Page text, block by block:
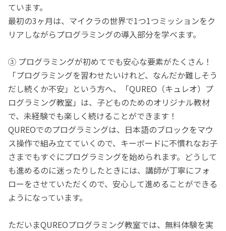
ています。
最初の3ヶ月は、マイクラの世界で1つ1つミッションをク
リアしながらプログラミングの導入部分を学べます。
③ プログラミングが初めてでも安心な要素がたくさん！
「プログラミングを習わせたいけれど、なんだか難しそう
だし続くか不安」という方へ、「QUREO（キュレオ）プ
ログラミング教室」は、子どものためのオリジナル教材
で、未経験でも楽しく続けることができます！
QUREOでのプログラミングは、日本語のブロックをマウ
ス操作で組み立てていくので、キーボードに不慣れなお子
さまでもすぐにプログラミングを始められます。どうして
も進めるのに迷ったりしたときには、講師が丁寧にフォ
ローをさせていただくので、安心して進めることができる
ようになっています。
ただいまQUREOプログラミング教室では、無料体験を実